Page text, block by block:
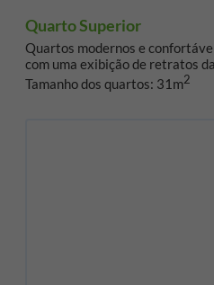
Quarto Superior
Quartos modernos e
com uma exibição de retratos
Tamanho dos quartos: 31m2